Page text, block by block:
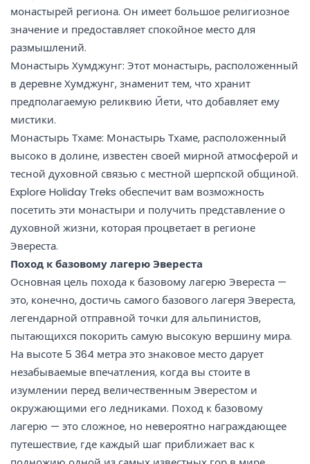
монастырей региона. Он имеет большое религиозное
значение и предоставляет спокойное место для
размышлений.
Монастырь Хумджунг: Этот монастырь, расположенный
в деревне Хумджунг, знаменит тем, что хранит
предполагаемую реликвию Йети, что добавляет ему
мистики.
Монастырь Тхаме: Монастырь Тхаме, расположенный
высоко в долине, известен своей мирной атмосферой и
тесной духовной связью с местной шерпской общиной.
Explore Holiday Treks обеспечит вам возможность
посетить эти монастыри и получить представление о
духовной жизни, которая процветает в регионе
Эвереста.
Поход к базовому лагерю Эвереста
Основная цель похода к базовому лагерю Эвереста —
это, конечно, достичь самого базового лагеря Эвереста,
легендарной отправной точки для альпинистов,
пытающихся покорить самую высокую вершину мира.
На высоте 5 364 метра это знаковое место дарует
незабываемые впечатления, когда вы стоите в
изумлении перед величественным Эверестом и
окружающими его ледниками. Поход к базовому
лагерю — это сложное, но невероятно награждающее
путешествие, где каждый шаг приближает вас к